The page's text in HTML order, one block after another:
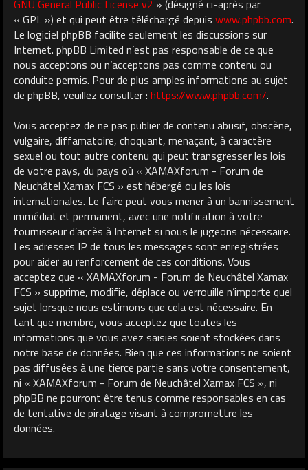
GNU General Public License v2 » (désigné ci-après par
« GPL ») et qui peut être téléchargé depuis www.phpbb.com.
Le logiciel phpBB facilite seulement les discussions sur
Internet. phpBB Limited n’est pas responsable de ce que
nous acceptons ou n’acceptons pas comme contenu ou
conduite permis. Pour de plus amples informations au sujet
de phpBB, veuillez consulter : https://www.phpbb.com/.
Vous acceptez de ne pas publier de contenu abusif, obscène,
vulgaire, diffamatoire, choquant, menaçant, à caractère
sexuel ou tout autre contenu qui peut transgresser les lois
de votre pays, du pays où « XAMAXforum - Forum de
Neuchâtel Xamax FCS » est hébergé ou les lois
internationales. Le faire peut vous mener à un bannissement
immédiat et permanent, avec une notification à votre
fournisseur d’accès à Internet si nous le jugeons nécessaire.
Les adresses IP de tous les messages sont enregistrées
pour aider au renforcement de ces conditions. Vous
acceptez que « XAMAXforum - Forum de Neuchâtel Xamax
FCS » supprime, modifie, déplace ou verrouille n’importe quel
sujet lorsque nous estimons que cela est nécessaire. En
tant que membre, vous acceptez que toutes les
informations que vous avez saisies soient stockées dans
notre base de données. Bien que ces informations ne soient
pas diffusées à une tierce partie sans votre consentement,
ni « XAMAXforum - Forum de Neuchâtel Xamax FCS », ni
phpBB ne pourront être tenus comme responsables en cas
de tentative de piratage visant à compromettre les
données.